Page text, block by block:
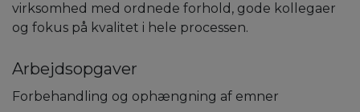
virksomhed med ordnede forhold, gode kollegaer
og fokus på kvalitet i hele processen.
Arbejdsopgaver
Forbehandling og ophængning af emner